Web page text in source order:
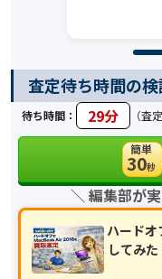
査定待ち時間の
待ち時間： 29分 （査
簡単
30秒
＼ 編集部が
ハード
してみ